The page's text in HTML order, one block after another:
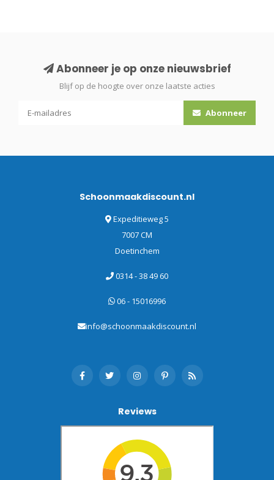
Abonneer je op onze nieuwsbrief
Blijf op de hoogte over onze laatste acties
Abonneer
Schoonmaakdiscount.nl
Expeditieweg 5
7007 CM
Doetinchem
0314 - 38 49 60
06 - 15016996
info@schoonmaakdiscount.nl
Reviews